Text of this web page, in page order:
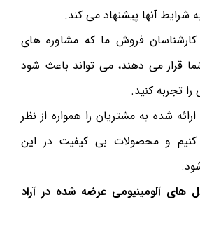
شرایط آنها پیشنهاد می کند.
کارشناسان فروش ما که مشاوره های
شما قرار می دهند، می تواند باعث شود
تجربه کنید.
شده به مشتریان را همواره از نظر
و محصولات بی کیفیت در این
های آلومینیومی عرضه شده در آراد